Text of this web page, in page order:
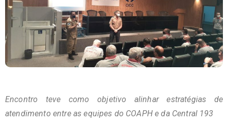
Encontro teve como objetivo alinhar estratégias de
atendimento entre as equipes do COAPH e da Central 193